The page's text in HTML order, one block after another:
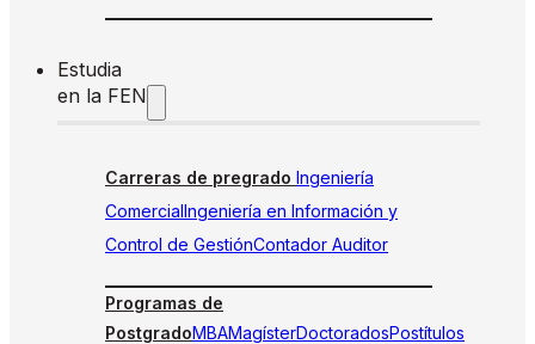
Estudia
en la FEN
Carreras de pregrado Ingeniería
ComercialIngeniería en Información y
Control de GestiónContador Auditor
Programas de
PostgradoMBAMagísterDoctoradosPostítulos